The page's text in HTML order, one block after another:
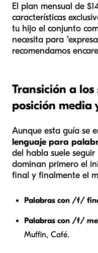
El plan mensual de
características
tu hijo el conjunto
necesita para
recomendamos
Transición a
posición media
Aunque esta guía se
lenguaje para
del habla suele
dominan primero el
final y finalmente el
Palabras con /f/
Palabras con /f/
Muffin, Café.